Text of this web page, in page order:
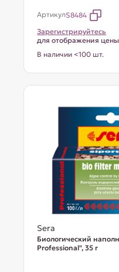
АртикулS8484
Зарегистрируйтесь
для отображения цены
В наличии <100 шт.
Sera
Биологический
Professional", 35 г